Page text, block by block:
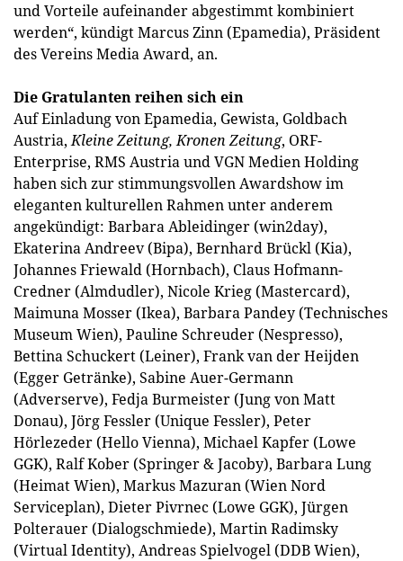
und Vorteile aufeinander abgestimmt kombiniert
werden“, kündigt Marcus Zinn (Epamedia), Präsident
des Vereins Media Award, an.
Die Gratulanten reihen sich ein
Auf Einladung von Epamedia, Gewista, Goldbach
Austria,Kleine Zeitung, Kronen Zeitung, ORF-
Enterprise, RMS Austria und VGN Medien Holding
haben sich zur stimmungsvollen Awardshow im
eleganten kulturellen Rahmen unter anderem
angekündigt: Barbara Ableidinger (win2day),
Ekaterina Andreev (Bipa), Bernhard Brückl (Kia),
Johannes Friewald (Hornbach), Claus Hofmann-
Credner (Almdudler), Nicole Krieg (Mastercard),
Maimuna Mosser (Ikea), Barbara Pandey (Technisches
Museum Wien), Pauline Schreuder (Nespresso),
Bettina Schuckert (Leiner), Frank van der Heijden
(Egger Getränke), Sabine Auer-Germann
(Adverserve), Fedja Burmeister (Jung von Matt
Donau), Jörg Fessler (Unique Fessler), Peter
Hörlezeder (Hello Vienna), Michael Kapfer (Lowe
GGK), Ralf Kober (Springer & Jacoby), Barbara Lung
(Heimat Wien), Markus Mazuran (Wien Nord
Serviceplan), Dieter Pivrnec (Lowe GGK), Jürgen
Polterauer (Dialogschmiede), Martin Radimsky
(Virtual Identity), Andreas Spielvogel (DDB Wien),